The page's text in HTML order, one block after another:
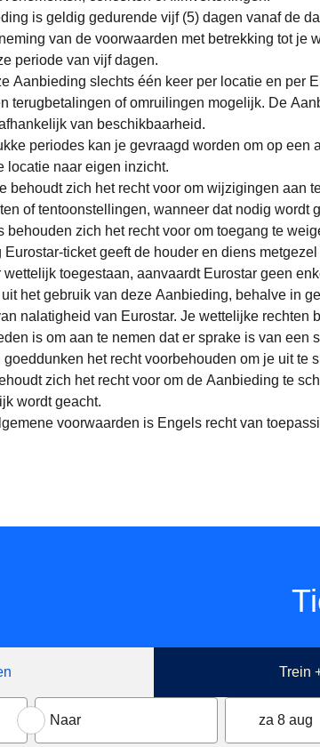
is geldig gedurende vijf (5) dagen vanaf de
van de voorwaarden met betrekking tot je
periode van vijf dagen.
Aanbieding slechts één keer per locatie en per
terugbetalingen of omruilingen mogelijk. De
van beschikbaarheid.
periodes kan je gevraagd worden om op een
locatie naar eigen inzicht.
behoudt zich het recht voor om wijzigingen aan
of tentoonstellingen, wanneer dat nodig wordt
behouden zich het recht voor om toegang te
Eurostar-ticket geeft de houder en diens
wettelijk toegestaan, aanvaardt Eurostar geen
het gebruik van deze Aanbieding, behalve in
nalatigheid van Eurostar. Je wettelijke rechten
is om aan te nemen dat er sprake is van
goeddunken het recht voorbehouden om je uit te
zich het recht voor om de Aanbieding te
wordt geacht.
voorwaarden is Engels recht van
Trein
za 8 aug